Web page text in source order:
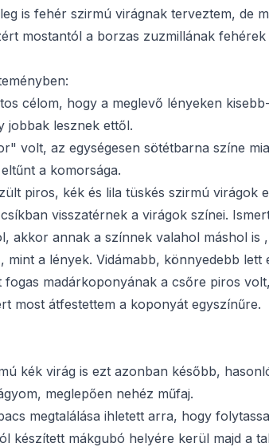
is fehér szirmú virágnak terveztem, de
mostantól a borzas zuzmillának fehérek
célom, hogy a meglevő lényeken
jobbak lesznek ettől.
volt, az egységesen sötétbarna színe
a komorsága.
piros, kék és lila tüskés szirmú virágok
visszatérnek a virágok színei.
akkor annak a színnek valahol máshol is
a lények. Vidámabb, könnyedebb lett
madárkoponyának a csőre piros
most átfestettem a koponyát egyszínűre.
kék virág is ezt azonban később,
meglepően nehéz műfaj.
megtalálása ihletett arra, hogy
készített mákgubó helyére kerül majd a